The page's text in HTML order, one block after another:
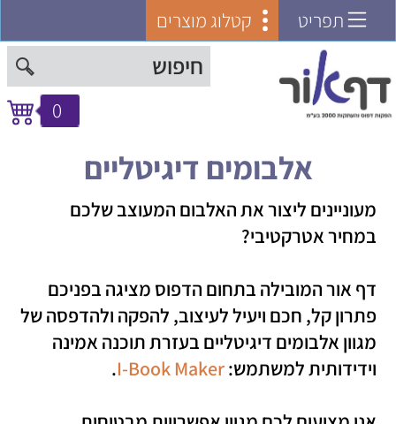
תפריט קטלוג מוצרים
0
אלבומים דיגיטליים
מעוניינים ליצור את האלבום המעוצב שלכם
במחיר אטרקטיבי?
דף אור המובילה בתחום הדפוס מציגה בפניכם
פתרון קל, חכם ויעיל לעיצוב, להפקה ולהדפסה של
מגוון אלבומים דיגיטליים בעזרת תוכנה אמינה
וידידותית למשתמש:I-Book Maker
.